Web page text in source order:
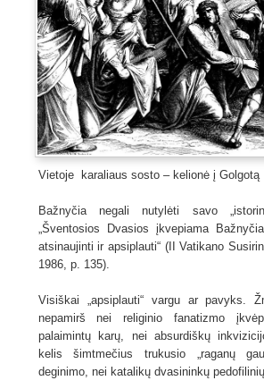
Vietoje karaliaus sosto – kelionė į Golgotą
Bažnyčia negali nutylėti savo
„Šventosios Dvasios įkvepiama
atsinaujinti ir apsiplauti“ (II Vatikano
1986, p. 135).
Visiškai „apsiplauti“ vargu ar pavyks.
nepamirš nei religinio fanatizmo
palaimintų karų, nei absurdiškų
kelis šimtmečius trukusio „raganų
deginimo, nei katalikų dvasininkų